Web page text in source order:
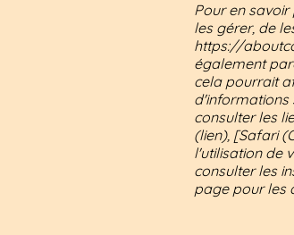
Pour en
les gérer, de
https://
également
cela pourrait
d'informations
consulter les
(lien), [Safari
l'utilisation de
consulter les
page pour les